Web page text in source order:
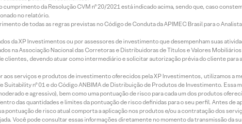
da Resolução CVM nº 20/2021 está indicado acima, sendo que, caso
no relatório.
de todas as regras previstas no Código de Conduta da APIMEC Brasil para o
da XP Investimentos ou por assessores de investimento que desempenham suas
na Associação Nacional das Corretoras e Distribuidoras de Títulos e Valores
devendo atuar como intermediário e solicitar autorização prévia do cliente para
aos serviços e produtos de investimento oferecidos pela XP Investimentos, utilizamos a
nº 01 e do Código ANBIMA de Distribuição de Produtos de Investimento.
e agressivo), bem como uma pontuação de risco para cada um dos produtos
das quantidades e limites da pontuação de risco definidas para o seu perfil. Antes de
de risco atual comporta a aplicação nos produtos e/ou a contratação dos
Você pode consultar essas informações diretamente no momento da transmissão da